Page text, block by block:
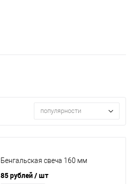
популярности
Бенгальская свеча 160 мм
85 рублей/ шт